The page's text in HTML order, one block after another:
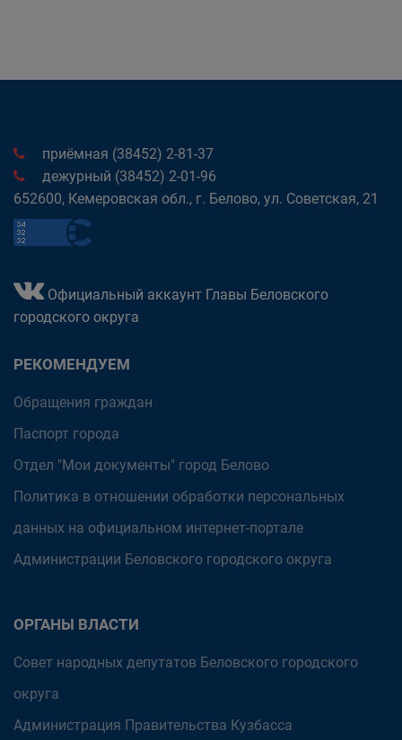
приёмная (38452) 2-81-37
дежурный (38452) 2-01-96
652600, Кемеровская обл., г. Белово, ул. Советская, 21
Официальный аккаунт Главы Беловского
городского округа
РЕКОМЕНДУЕМ
Обращения граждан
Паспорт города
Отдел "Мои документы" город Белово
Политика в отношении обработки персональных
данных на официальном интернет-портале
Администрации Беловского городского округа
ОРГАНЫ ВЛАСТИ
Совет народных депутатов Беловского городского
округа
Администрация Правительства Кузбасса